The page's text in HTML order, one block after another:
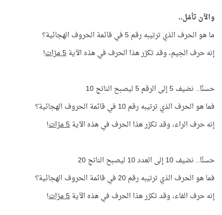
والآن تأمّل..
ما هو الحرف الذي ترتيبه رقم 5 في قائمة الحروف الهجائية؟
إنه حرف الجيم، وقد تكرّر هذا الحرف في هذه الآية5 مرّات !
حسنًا.. نضيف 5 إلى الرقم 5 ليصبح الناتج 10
فما هو الحرف الذي ترتيبه رقم 10 في قائمة الحروف الهجائية؟
إنه حرف الراء، وقد تكرّر هذا الحرف في هذه الآية5 مرّات !
حسنًا.. نضيف 10 إلى العدد 10 ليصبح الناتج 20
فما هو الحرف الذي ترتيبه رقم 20 في قائمة الحروف الهجائية؟
إنه حرف الفاء، وقد تكرّر هذا الحرف في هذه الآية5 مرّات !